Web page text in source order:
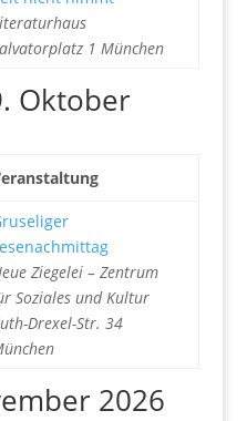
1 München
Oktober
Ziegelei – Zentrum
Soziales und Kultur
Drexel-Str. 34
2026